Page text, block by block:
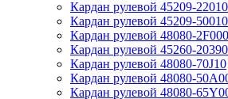
Кардан рулевой 45209-22010
Кардан рулевой 45209-50010
Кардан рулевой 48080-2F000
Кардан рулевой 45260-20390
Кардан рулевой 48080-70J10
Кардан рулевой 48080-
Кардан рулевой 48080-